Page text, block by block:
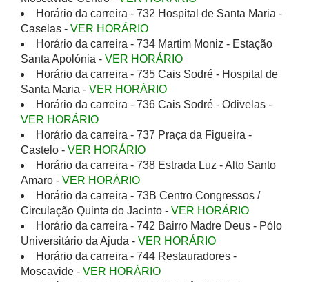
Horário da carreira - 732 Hospital de Santa Maria -
Caselas - VER HORÁRIO
Horário da carreira - 734 Martim Moniz - Estação
Santa Apolónia - VER HORÁRIO
Horário da carreira - 735 Cais Sodré - Hospital de
Santa Maria - VER HORÁRIO
Horário da carreira - 736 Cais Sodré - Odivelas -
VER HORÁRIO
Horário da carreira - 737 Praça da Figueira -
Castelo - VER HORÁRIO
Horário da carreira - 738 Estrada Luz - Alto Santo
Amaro - VER HORÁRIO
Horário da carreira - 73B Centro Congressos /
Circulação Quinta do Jacinto - VER HORÁRIO
Horário da carreira - 742 Bairro Madre Deus - Pólo
Universitário da Ajuda - VER HORÁRIO
Horário da carreira - 744 Restauradores -
Moscavide - VER HORÁRIO